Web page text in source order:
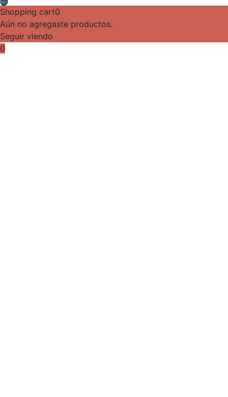
Shopping cart0
Aún no agregaste productos.
Seguir viendo
0